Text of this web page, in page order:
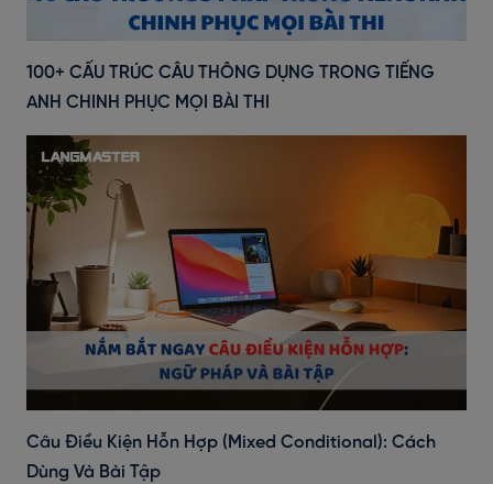
100+ CẤU TRÚC CÂU THÔNG DỤNG TRONG TIẾNG
ANH CHINH PHỤC MỌI BÀI THI
Câu Điều Kiện Hỗn Hợp (Mixed Conditional): Cách
Dùng Và Bài Tập